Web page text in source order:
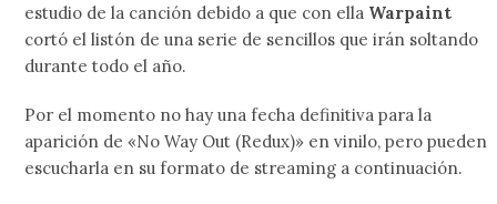
estudio de la canción debido a que con ella Warpaint
cortó el listón de una serie de sencillos que irán soltando
durante todo el año.
Por el momento no hay una fecha definitiva para la
aparición de «No Way Out (Redux)» en vinilo, pero pueden
escucharla en su formato de streaming a continuación.